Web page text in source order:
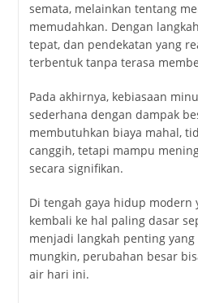
semata, melainkan tentang
memudahkan. Dengan langkah
tepat, dan pendekatan yang
terbentuk tanpa terasa
Pada akhirnya, kebiasaan
sederhana dengan dampak
membutuhkan biaya mahal,
canggih, tetapi mampu
secara signifikan.
Di tengah gaya hidup modern
kembali ke hal paling dasar
menjadi langkah penting yang
mungkin, perubahan besar
air hari ini.